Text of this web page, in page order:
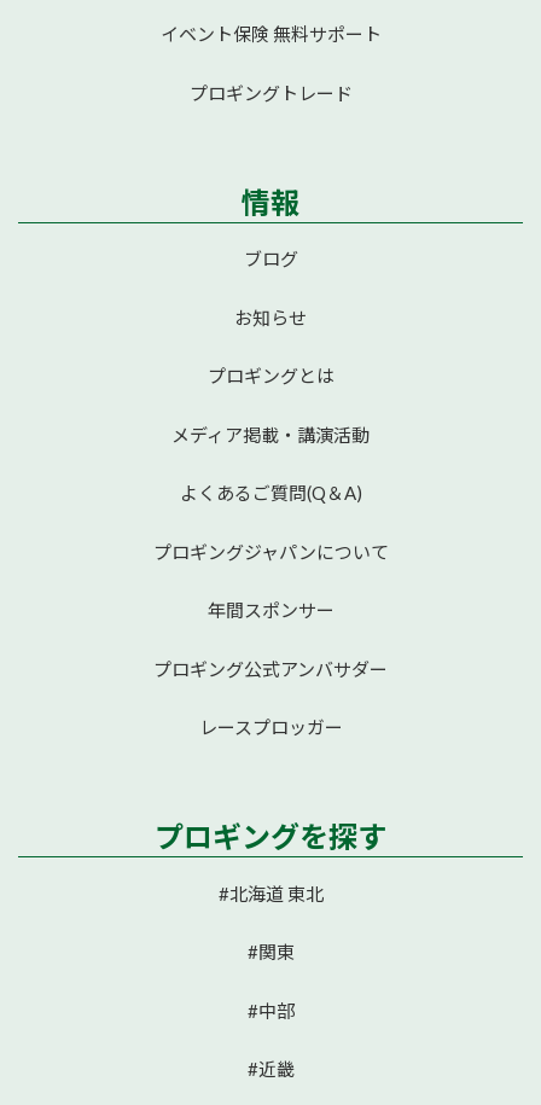
イベント保険 無料サポート
プロギングトレード
情報
ブログ
お知らせ
プロギングとは
メディア掲載・講演活動
よくあるご質問(Q＆A)
プロギングジャパンについて
年間スポンサー
プロギング公式アンバサダー
レースプロッガー
プロギングを探す
#北海道 東北
#関東
#中部
#近畿